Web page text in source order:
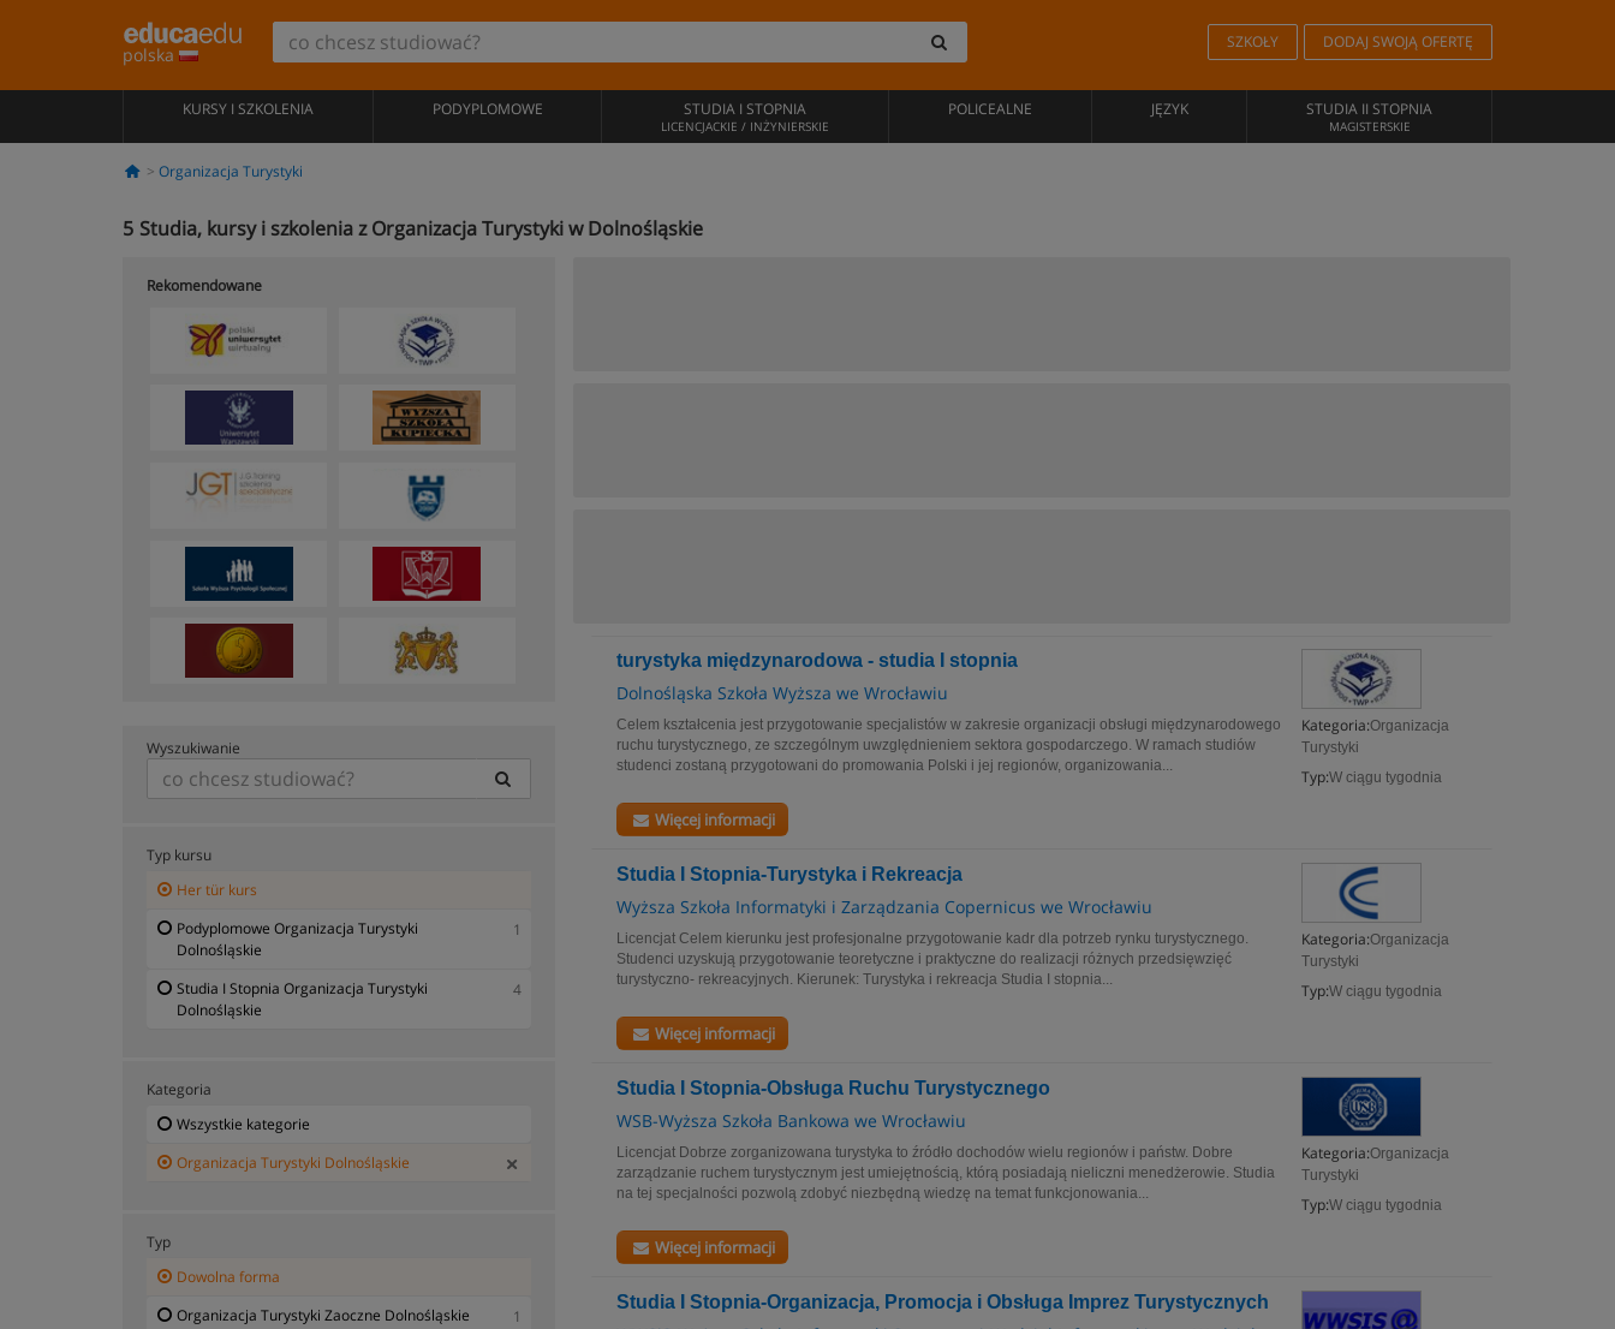
polska
SZKOŁY DODAJ SWOJĄ OFERTĘ
KURSY I SZKOLENIA PODYPLOMOWE STUDIA I STOPNIA
LICENCJACKIE / INŻYNIERSKIE
POLICEALNE JĘZYK STUDIA II STOPNIA
MAGISTERSKIE
Organizacja Turystyki
5 Studia, kursy i szkolenia z Organizacja Turystyki w Dolnośląskie
turystyka międzynarodowa - studia I stopnia
Dolnośląska Szkoła Wyższa we Wrocławiu
Kategoria:Organizacja
Turystyki
Typ:W ciągu tygodnia
Celem kształcenia jest przygotowanie specjalistów w zakresie organizacji obsługi międzynarodowego
ruchu turystycznego, ze szczególnym uwzględnieniem sektora gospodarczego. W ramach studiów
studenci zostaną przygotowani do promowania Polski i jej regionów, organizowania...
Więcej informacji
Studia I Stopnia-Turystyka i Rekreacja
Wyższa Szkoła Informatyki i Zarządzania Copernicus we Wrocławiu
Kategoria:Organizacja
Turystyki
Typ:W ciągu tygodnia
Licencjat Celem kierunku jest profesjonalne przygotowanie kadr dla potrzeb rynku turystycznego.
Studenci uzyskują przygotowanie teoretyczne i praktyczne do realizacji różnych przedsięwzięć
turystyczno- rekreacyjnych. Kierunek: Turystyka i rekreacja Studia I stopnia...
Więcej informacji
Studia I Stopnia-Obsługa Ruchu Turystycznego
WSB-Wyższa Szkoła Bankowa we Wrocławiu
Kategoria:Organizacja
Turystyki
Typ:W ciągu tygodnia
Licencjat Dobrze zorganizowana turystyka to źródło dochodów wielu regionów i państw. Dobre
zarządzanie ruchem turystycznym jest umiejętnością, którą posiadają nieliczni menedżerowie. Studia
na tej specjalności pozwolą zdobyć niezbędną wiedzę na temat funkcjonowania...
Więcej informacji
Studia I Stopnia-Organizacja, Promocja i Obsługa Imprez Turystycznych
Rekomendowane
Wyszukiwanie
Typ kursu
Her tür kurs
Podyplomowe Organizacja Turystyki
Dolnośląskie
1
Studia I Stopnia Organizacja Turystyki
Dolnośląskie
4
Kategoria
Wszystkie kategorie
Organizacja Turystyki Dolnośląskie
Typ
Dowolna forma
Organizacja Turystyki Zaoczne Dolnośląskie
1